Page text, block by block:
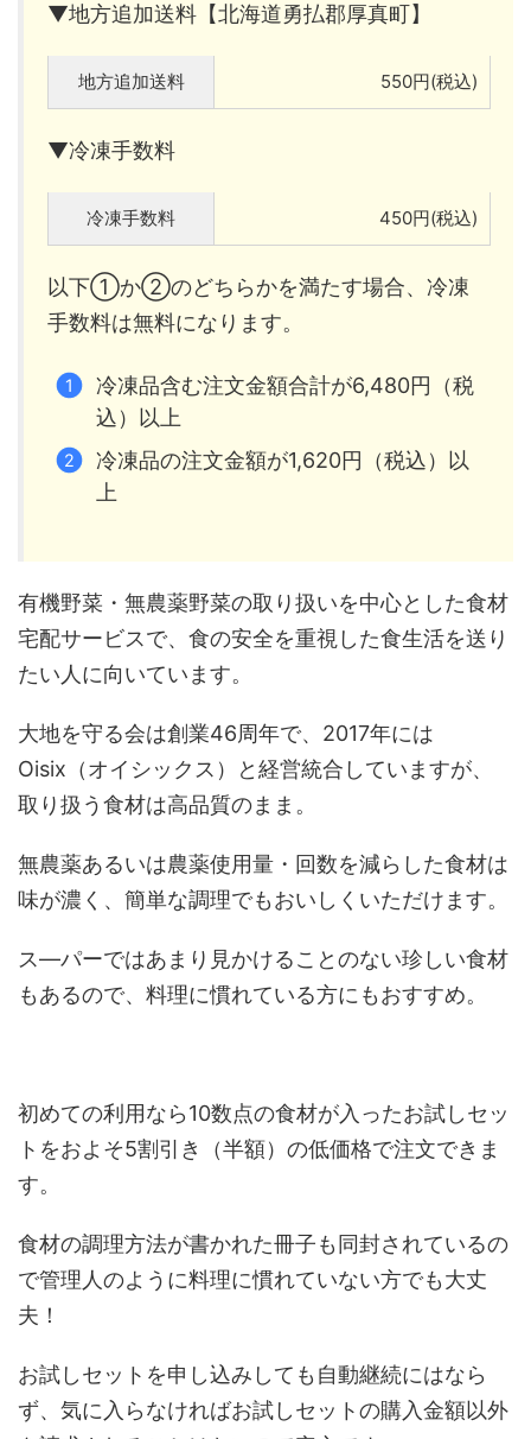
▼地方追加送料【北海道勇払郡厚真町】
地方追加送料 550円(税込)
▼冷凍手数料
冷凍手数料 450円(税込)
以下①か②のどちらかを満たす場合、冷凍
手数料は無料になります。
冷凍品含む注文金額合計が6,480円（税
込）以上
冷凍品の注文金額が1,620円（税込）以
上
有機野菜・無農薬野菜の取り扱いを中心とした食材
宅配サービスで、食の安全を重視した食生活を送り
たい人に向いています。
大地を守る会は創業46周年で、2017年には
Oisix（オイシックス）と経営統合していますが、
取り扱う食材は高品質のまま。
無農薬あるいは農薬使用量・回数を減らした食材は
味が濃く、簡単な調理でもおいしくいただけます。
ス―パーではあまり見かけることのない珍しい食材
もあるので、料理に慣れている方にもおすすめ。
初めての利用なら10数点の食材が入ったお試しセッ
トをおよそ5割引き（半額）の低価格で注文できま
す。
食材の調理方法が書かれた冊子も同封されているの
で管理人のように料理に慣れていない方でも大丈
夫！
お試しセットを申し込みしても自動継続にはなら
ず、気に入らなければお試しセットの購入金額以外